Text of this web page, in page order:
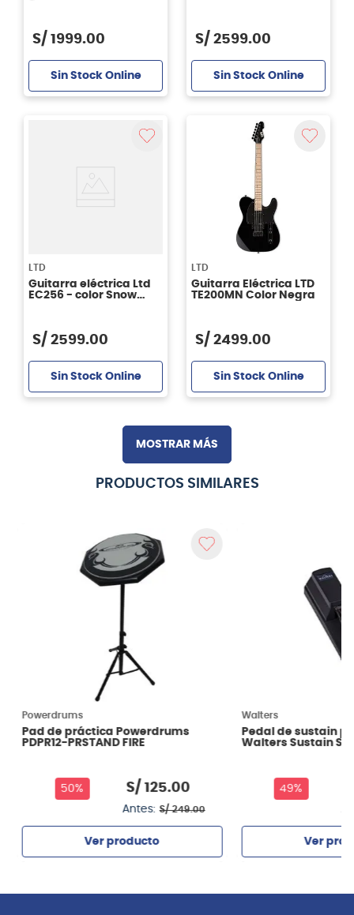
S/ 1999.00
Sin Stock Online
S/ 2599.00
Sin Stock Online
LTD
Guitarra eléctrica Ltd
EC256 - color Snow
S/ 2599.00
Sin Stock Online
LTD
Guitarra Eléctrica LTD
TE200MN Color Negra
S/ 2499.00
Sin Stock Online
MOSTRAR MÁS
PRODUCTOS SIMILARES
Powerdrums
Pad de práctica Powerdrums
PDPR12-PRSTAND FIRE
50% S/ 125.00
Antes: S/ 249.00
Ver producto
Walters
Pedal de sustain
Walters Sustain SV
49%
Ver